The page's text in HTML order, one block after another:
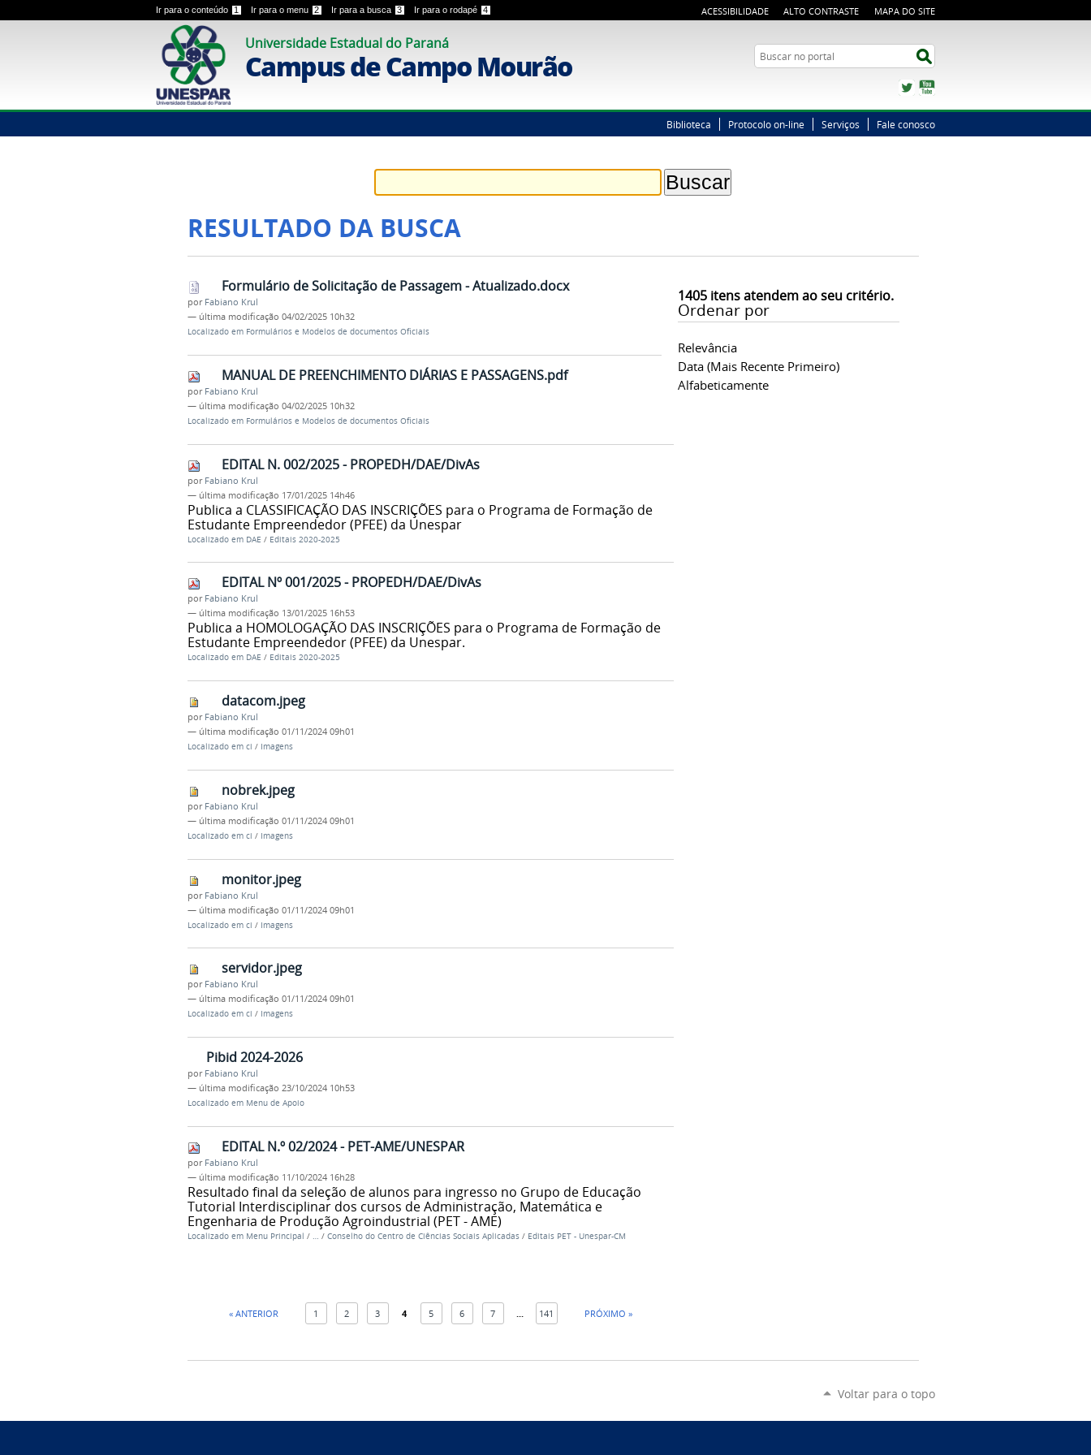
Ir para o conteúdo 1 Ir para o menu 2 Ir para a busca 3 Ir para o rodapé 4 ACESSIBILIDADE ALTO CONTRASTE MAPA DO SITE
Universidade Estadual do Paraná
Campus de Campo Mourão Busca
Twitter
Biblioteca Protocolo on-line Serviços Fale conosco
RESULTADO DA BUSCA
1405itens atendem ao seu critério.
Ordenar por
Relevância
Data (mais Recente Primeiro)
Alfabeticamente
Formulário de Solicitação de Passagem - Atualizado.docx
por Fabiano Krul
— última modificação 04/02/2025 10h32
Localizado em Formulários e Modelos de documentos Oficiais
MANUAL DE PREENCHIMENTO DIÁRIAS E PASSAGENS.pdf
por Fabiano Krul
— última modificação 04/02/2025 10h32
Localizado em Formulários e Modelos de documentos Oficiais
EDITAL N. 002/2025 - PROPEDH/DAE/DivAs
por Fabiano Krul
— última modificação 17/01/2025 14h46
Publica a CLASSIFICAÇÃO DAS INSCRIÇÕES para o Programa de Formação de
Estudante Empreendedor (PFEE) da Unespar
Localizado em DAE / Editais 2020-2025
EDITAL Nº 001/2025 - PROPEDH/DAE/DivAs
por Fabiano Krul
— última modificação 13/01/2025 16h53
Publica a HOMOLOGAÇÃO DAS INSCRIÇÕES para o Programa de Formação de
Estudante Empreendedor (PFEE) da Unespar.
Localizado em DAE / Editais 2020-2025
datacom.jpeg
por Fabiano Krul
— última modificação 01/11/2024 09h01
Localizado em ci / Imagens
nobrek.jpeg
por Fabiano Krul
— última modificação 01/11/2024 09h01
Localizado em ci / Imagens
monitor.jpeg
por Fabiano Krul
— última modificação 01/11/2024 09h01
Localizado em ci / Imagens
servidor.jpeg
por Fabiano Krul
— última modificação 01/11/2024 09h01
Localizado em ci / Imagens
Pibid 2024-2026
por Fabiano Krul
— última modificação 23/10/2024 10h53
Localizado em Menu de Apoio
EDITAL N.º 02/2024 - PET-AME/UNESPAR
por Fabiano Krul
— última modificação 11/10/2024 16h28
Resultado final da seleção de alunos para ingresso no Grupo de Educação
Tutorial Interdisciplinar dos cursos de Administração, Matemática e
Engenharia de Produção Agroindustrial (PET - AME)
Localizado em Menu Principal / … / Conselho do Centro de Ciências Sociais Aplicadas / Editais PET - Unespar-CM
« ANTERIOR 1 2 3 4 5 6 7 141 PRÓXIMO »
Voltar para o topo